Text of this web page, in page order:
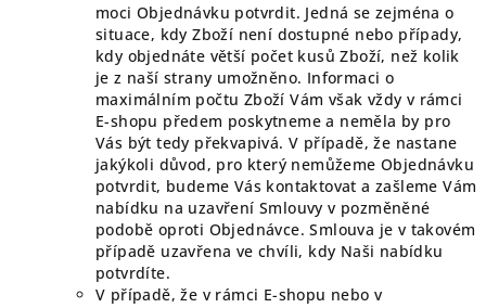
moci Objednávku potvrdit. Jedná se zejména o
situace, kdy Zboží není dostupné nebo případy,
kdy objednáte větší počet kusů Zboží, než kolik
je z naší strany umožněno. Informaci o
maximálním počtu Zboží Vám však vždy v rámci
E-shopu předem poskytneme a neměla by pro
Vás být tedy překvapivá. V případě, že nastane
jakýkoli důvod, pro který nemůžeme Objednávku
potvrdit, budeme Vás kontaktovat a zašleme Vám
nabídku na uzavření Smlouvy v pozměněné
podobě oproti Objednávce. Smlouva je v takovém
případě uzavřena ve chvíli, kdy Naši nabídku
potvrdíte.
V případě, že v rámci E-shopu nebo v